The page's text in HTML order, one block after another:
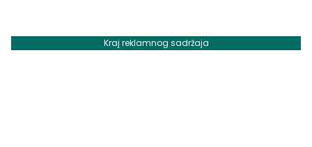
Kraj reklamnog sadržaja